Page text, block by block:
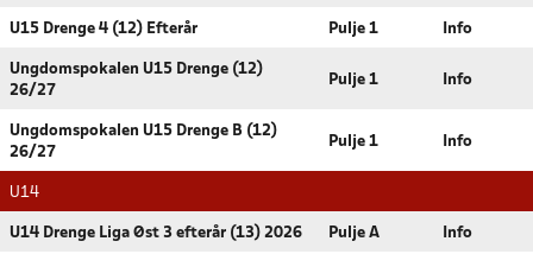
U15 Drenge 4 (12) Efterår Pulje 1 Info
Ungdomspokalen U15 Drenge (12)
26/27
Pulje 1 Info
Ungdomspokalen U15 Drenge B (12)
26/27
Pulje 1 Info
U14
U14 Drenge Liga Øst 3 efterår (13) 2026 Pulje A Info